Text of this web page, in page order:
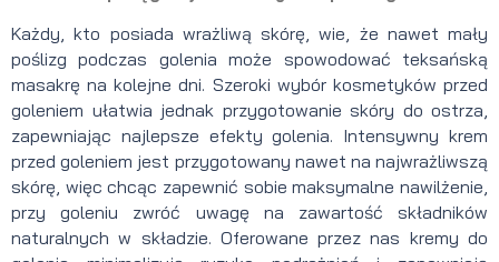
Każdy, kto posiada wrażliwą skórę, wie, że nawet mały
poślizg podczas golenia może spowodować teksańską
masakrę na kolejne dni. Szeroki wybór kosmetyków przed
goleniem ułatwia jednak przygotowanie skóry do ostrza,
zapewniając najlepsze efekty golenia. Intensywny krem
przed goleniem jest przygotowany nawet na najwrażliwszą
skórę, więc chcąc zapewnić sobie maksymalne nawilżenie,
przy goleniu zwróć uwagę na zawartość składników
naturalnych w składzie. Oferowane przez nas kremy do